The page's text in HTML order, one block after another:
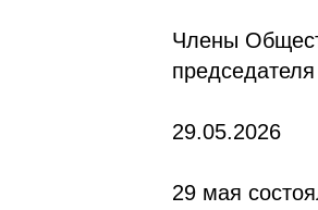
Члены
29.05.2026
29 мая